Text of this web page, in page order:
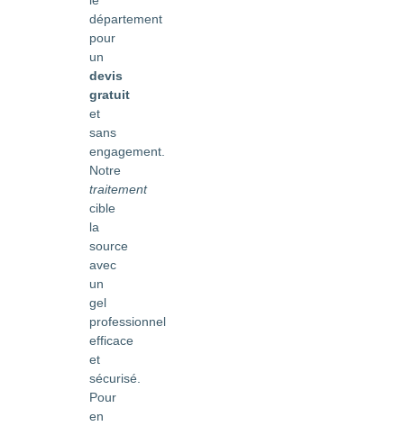
département
pour
un
devis
gratuit
et
sans
engagement.
Notre
traitement
cible
la
source
avec
un
gel
professionnel
efficace
et
sécurisé.
Pour
en